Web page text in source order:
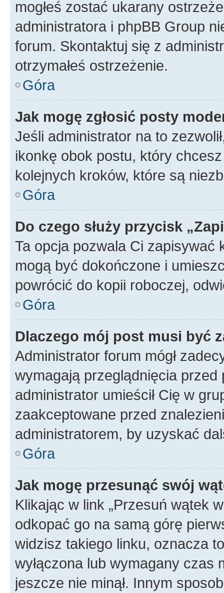
mogłeś zostać ukarany
administratora i phpBB Group
forum. Skontaktuj się z
otrzymałeś ostrzeżenie.
Góra
Jak mogę zgłosić posty
Jeśli administrator na to
ikonkę obok postu, który
kolejnych kroków, które są
Góra
Do czego służy przycisk
Ta opcja pozwala Ci zapisywać
mogą być dokończone i
powrócić do kopii roboczej,
Góra
Dlaczego mój post musi być
Administrator forum mógł
wymagają przeglądnięcia
administrator umieścił Cię w
zaakceptowane przed
administratorem, by uzyskać
Góra
Jak mogę przesunąć swój
Klikając w link „Przesuń wątek
odkopać go na samą górę
widzisz takiego linku, oznacza
wyłączona lub wymagany czas
jeszcze nie minął. Innym